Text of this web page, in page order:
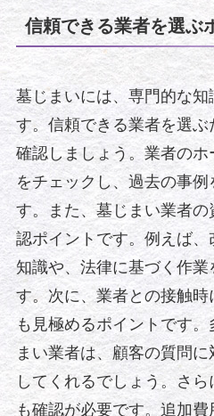
信頼できる業者を選ぶ
墓じまいには、専門的な知
す。信頼できる業者を選
確認しましょう。業者の
をチェックし、過去の事
す。また、墓じまい業者
認ポイントです。例えば
知識や、法律に基づく作
す。次に、業者との接触
も見極めるポイントです
まい業者は、顧客の質問
してくれるでしょう。さ
も確認が必要です。追加